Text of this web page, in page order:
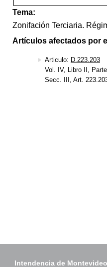
Tema:
Zonifación Terciaria.
Artículos afectados por
Articulo: D.223.203
Vol. IV, Libro II,
Secc. III, Art.
Intendencia de Montevideo